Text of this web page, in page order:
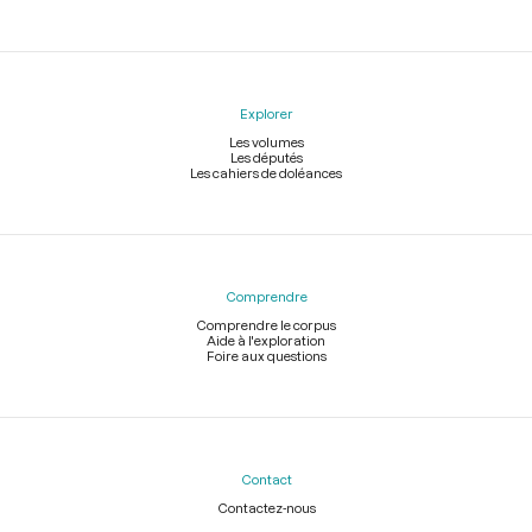
Explorer
Les volumes
Les députés
Les cahiers de doléances
Comprendre
Comprendre le corpus
Aide à l'exploration
Foire aux questions
Contact
Contactez-nous